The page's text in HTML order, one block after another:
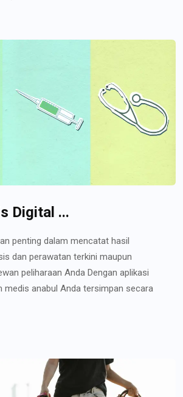
Digital ...
penting dalam mencatat hasil
dan perawatan terkini maupun
peliharaan Anda Dengan aplikasi
medis anabul Anda tersimpan secara